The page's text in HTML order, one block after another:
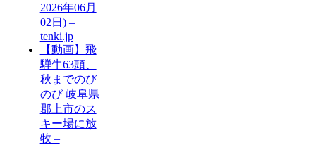
2026年06月
02日) –
tenki.jp
【動画】飛
騨牛63頭、
秋までのび
のび 岐阜県
郡上市のス
キー場に放
牧 –